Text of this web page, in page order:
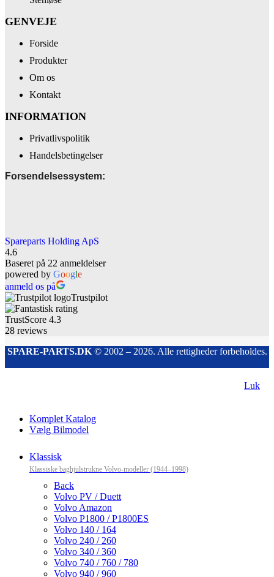
GENVEJE
Forside
Produkter
Om os
Kontakt
INFORMATION
Privatlivspolitik
Handelsbetingelser
Forsendelsessystem:
Spareparts Holding ApS
4.6
Baseret på 22 anmeldelser
powered by Google
anmeld os på
Trustpilot
TrustScore 4.3
28 reviews
SPARE-PARTS.DK© 2002 – 2026. Alle rettigheder forbeholdes.
Luk
Komplet Katalog
Vælg Bilmodel
Klassisk
Klassiske baghjulstrukne Volvo-modeller (1944–1998)
Back
Volvo PV / Duett
Volvo Amazon
Volvo P1800 / P1800ES
Volvo 140 / 164
Volvo 240 / 260
Volvo 340 / 360
Volvo 740 / 760 / 780
Volvo 940 / 960